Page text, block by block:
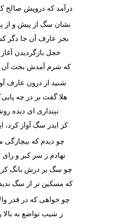
درآمد که درویش صالح
نشان سگ از پیش و از
بجز عارف آن جا دگر
خجل بازگردیدن
که شرم آمدش بحث آن
شنید از درون عارف
هلا گفت بر در چه
نپنداری ای دیده
کز ایدر سگ آواز کرد،
چو دیدم که بیچارگی
نهادم ز سر کبر و رای
چو سگ بر درش بانگ
که مسکین تر از سگ
چو خواهی که در قدر
ز شیب تواضع به